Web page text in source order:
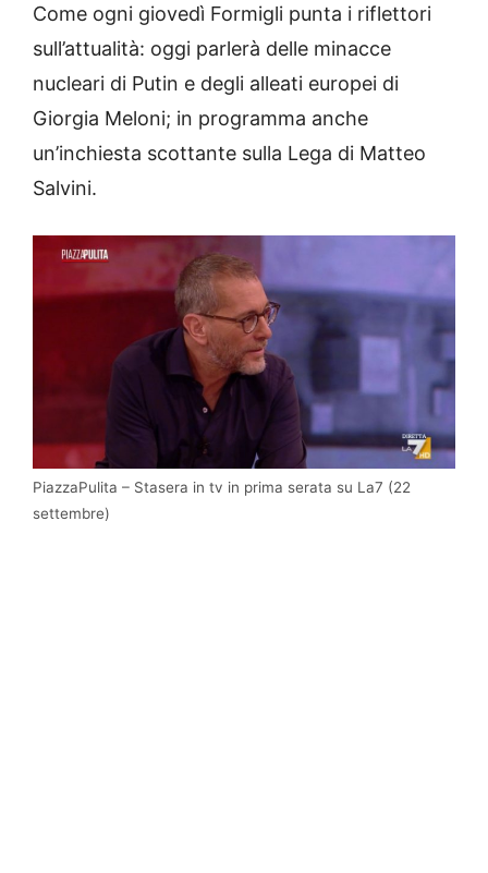
Come ogni giovedì Formigli punta i riflettori
sull’attualità: oggi parlerà delle minacce
nucleari di Putin e degli alleati europei di
Giorgia Meloni; in programma anche
un’inchiesta scottante sulla Lega di Matteo
Salvini.
PiazzaPulita – Stasera in tv in prima serata su La7 (22
settembre)